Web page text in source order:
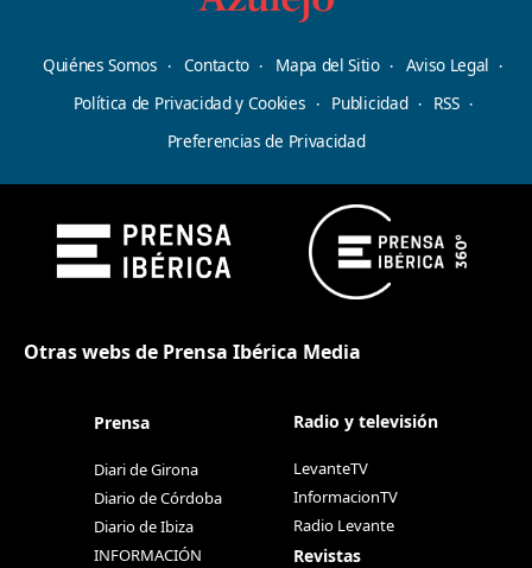
Quiénes Somos Contacto Mapa del Sitio
Aviso Legal
Política de Privacidad y Cookies
Publicidad
RSS
Preferencias de Privacidad
Otras webs de Prensa Ibérica Media
Prensa
Diari de Girona
Diario de Córdoba
Diario de Ibiza
INFORMACIÓN
Radio y televisión
LevanteTV
InformacionTV
Radio Levante
Revistas